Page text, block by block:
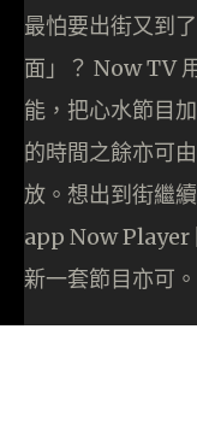
最怕要出街又到
面」？ Now TV
能，把心水節目
的時間之餘亦可
放。想出到街繼
app Now Player
新一套節目亦可。